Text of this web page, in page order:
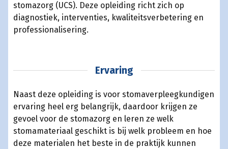
stomazorg (UCS). Deze opleiding richt zich op
diagnostiek, interventies, kwaliteitsverbetering en
professionalisering.
Ervaring
Naast deze opleiding is voor stomaverpleegkundigen
ervaring heel erg belangrijk, daardoor krijgen ze
gevoel voor de stomazorg en leren ze welk
stomamateriaal geschikt is bij welk probleem en hoe
deze materialen het beste in de praktijk kunnen